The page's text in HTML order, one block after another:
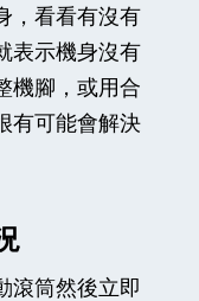
，看看有沒有
表示機身沒有
機腳，或用合
有可能會解決
滾筒然後立即